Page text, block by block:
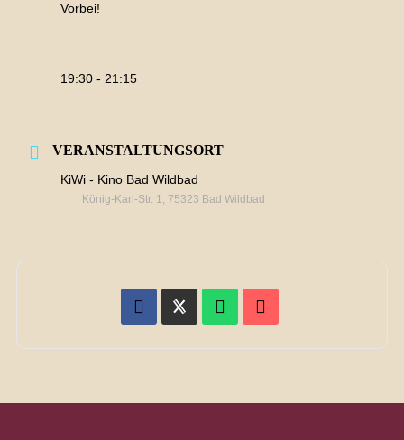
Vorbei!
19:30 - 21:15
VERANSTALTUNGSORT
KiWi - Kino Bad Wildbad
König-Karl-Str. 1, 75323 Bad Wildbad